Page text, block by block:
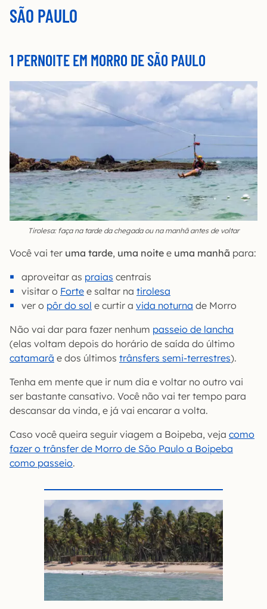
SÃO PAULO
1 PERNOITE EM MORRO DE SÃO PAULO
Tirolesa: faça na tarde da chegada ou na manhã antes de voltar
Você vai ter uma tarde, uma noite e uma manhã para:
aproveitar as praias centrais
visitar o Forte e saltar na tirolesa
ver o pôr do sol e curtir a vida noturna de Morro
Não vai dar para fazer nenhum passeio de lancha
(elas voltam depois do horário de saída do último
catamarã e dos últimos trânsfers semi-terrestres).
Tenha em mente que ir num dia e voltar no outro vai
ser bastante cansativo. Você não vai ter tempo para
descansar da vinda, e já vai encarar a volta.
Caso você queira seguir viagem a Boipeba, veja como
fazer o trânsfer de Morro de São Paulo a Boipeba
como passeio.